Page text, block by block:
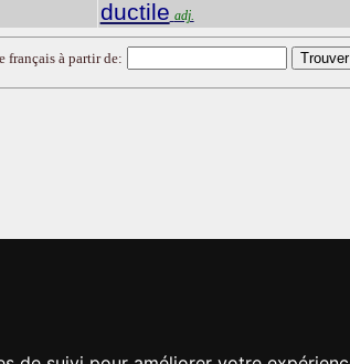
ductile adj.
français à partir de: